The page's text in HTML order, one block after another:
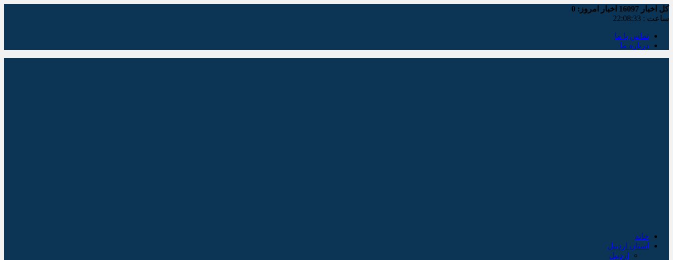
کل اخبار اخبار امروز: 0
ساعت : 22:08:34
تماس با ما
درباره ما
خانه
استان اردبیل
اردبیل